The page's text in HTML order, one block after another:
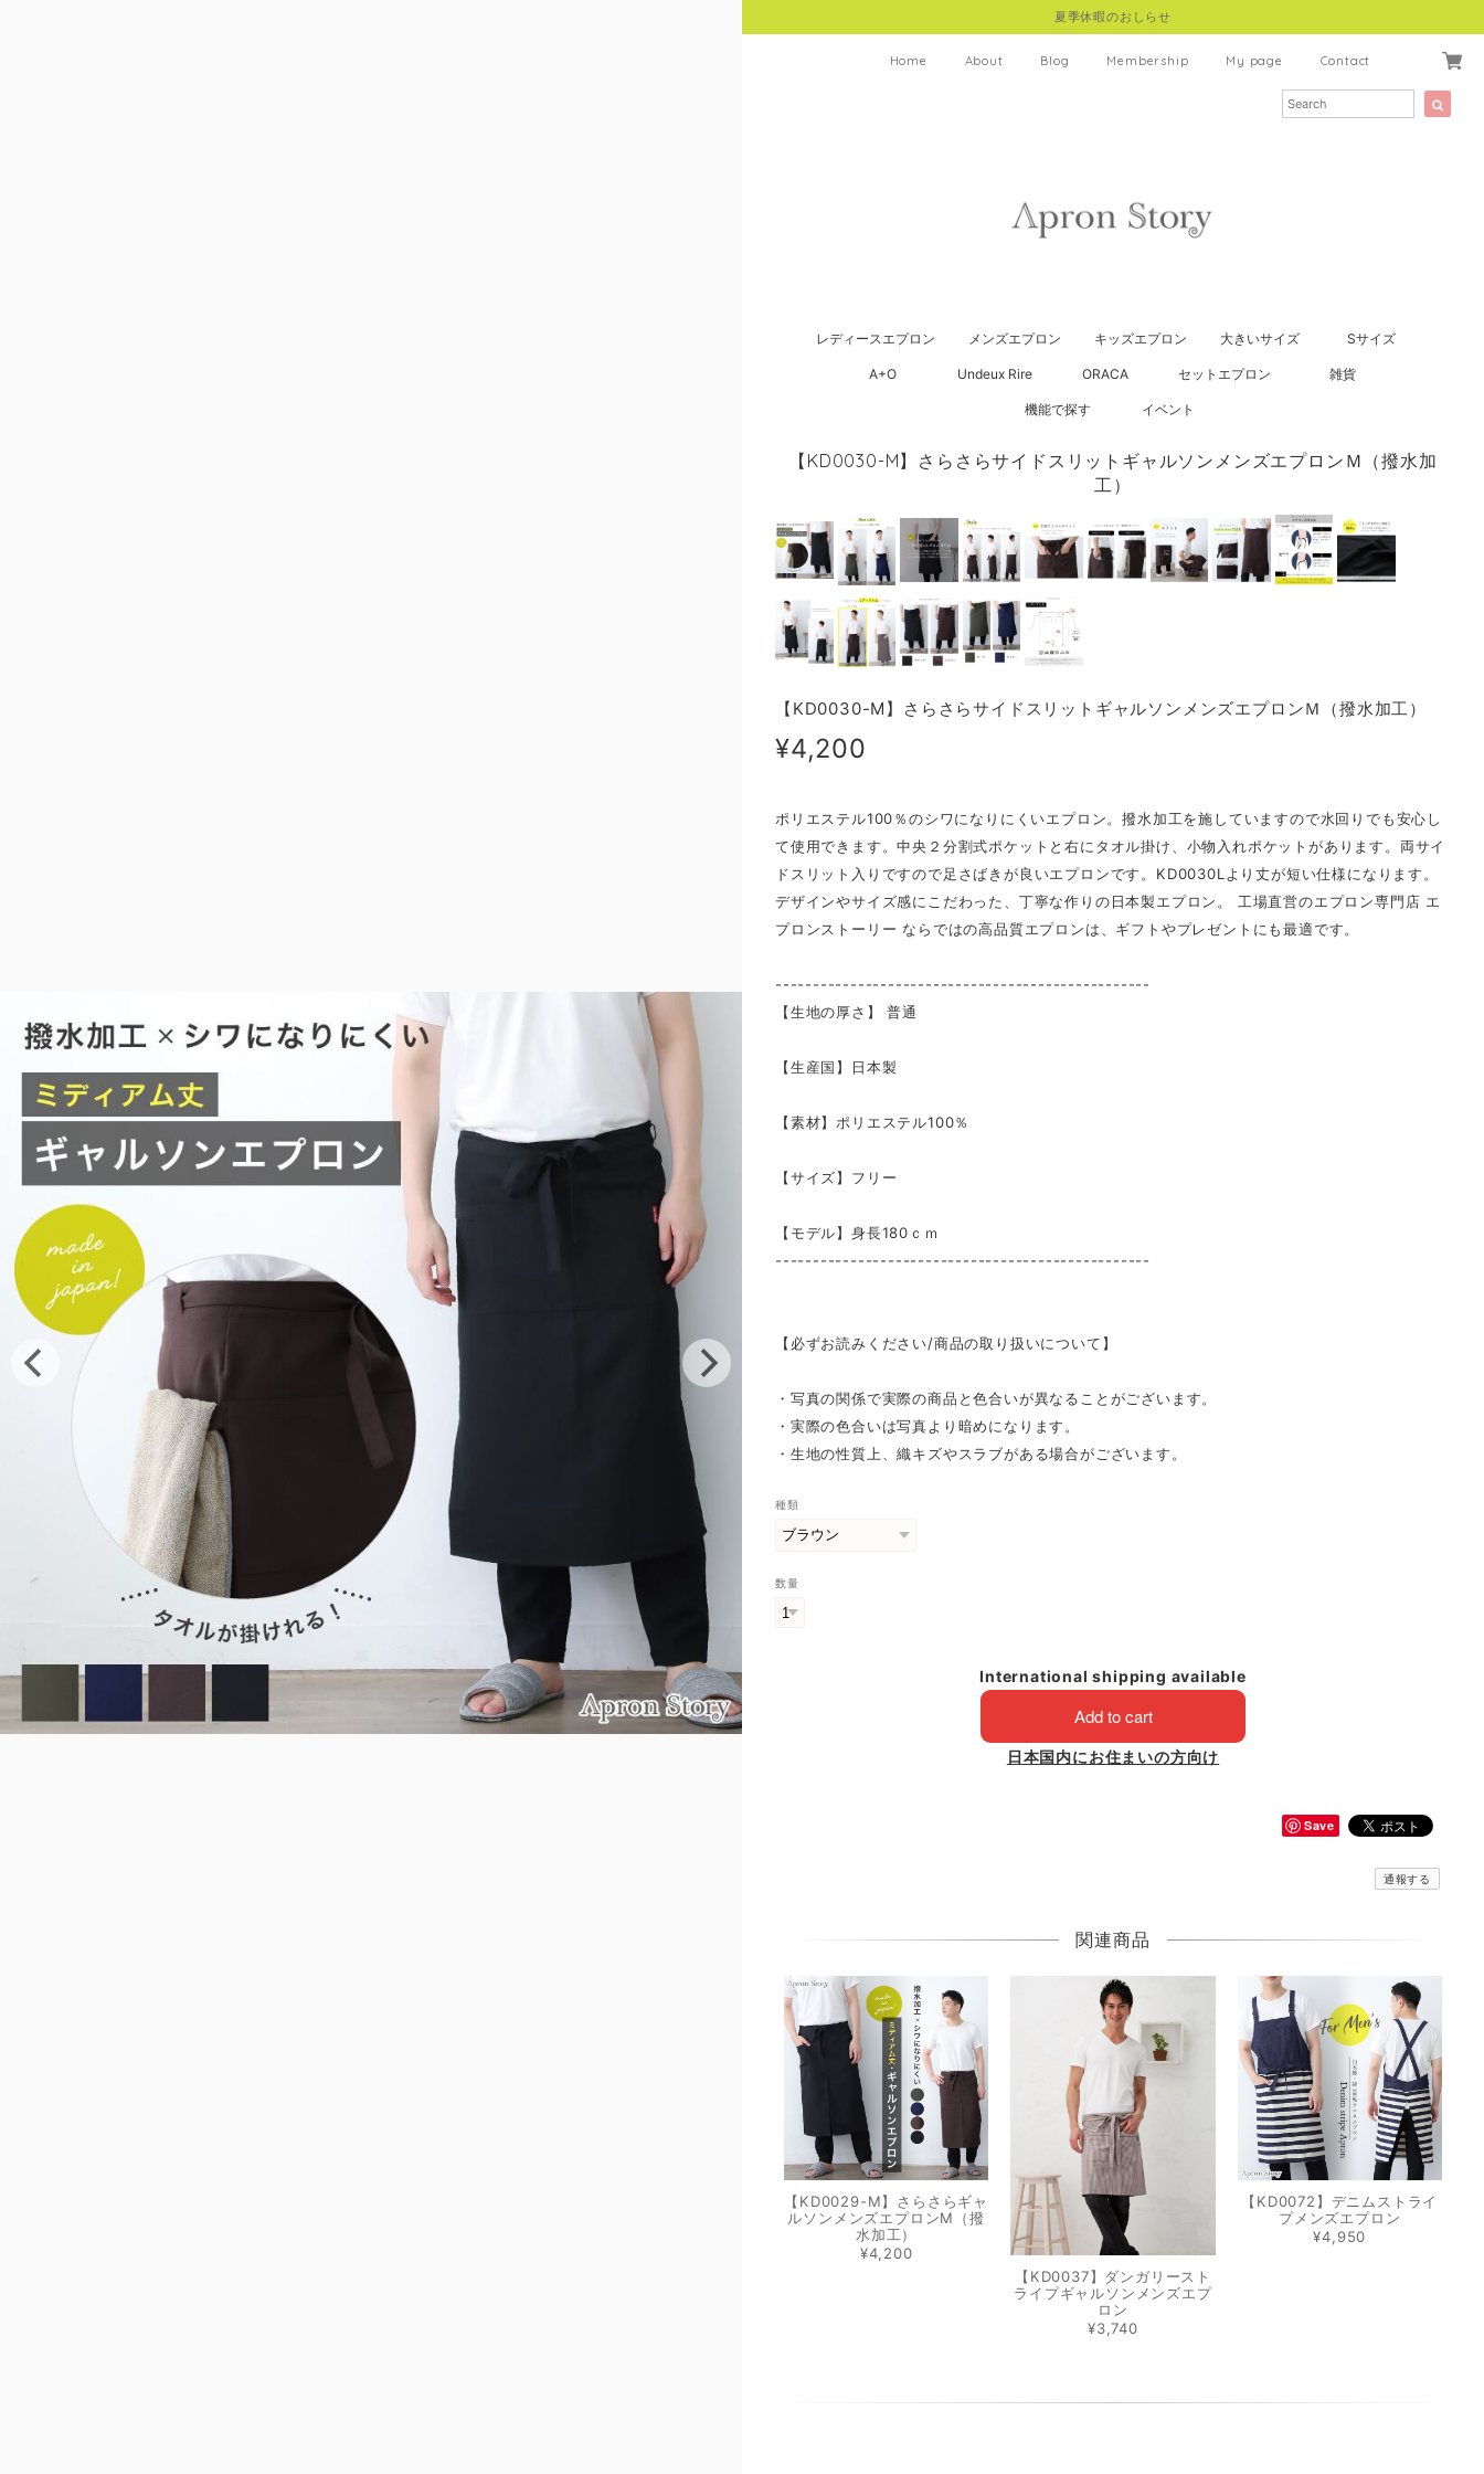
夏季休暇のおしらせ
Home About Blog Membership My page Contact
レディースエプロン メンズエプロン キッズエプロン 大きいサイズ Sサイズ
A+O Undeux Rire ORACA セットエプロン 雑貨
機能で探す イベント
【KD0030-M】さらさらサイドスリットギャルソンメンズエプロンＭ（撥水加
工）
【KD0030-M】さらさらサイドスリットギャルソンメンズエプロンＭ（撥水加工）
¥4,200
ポリエステル100％のシワになりにくいエプロン。撥水加工を施していますので水回りでも安心し
て使用できます。中央２分割式ポケットと右にタオル掛け、小物入れポケットがあります。両サイ
ドスリット入りですので足さばきが良いエプロンです。KD0030Lより丈が短い仕様になります。
デザインやサイズ感にこだわった、丁寧な作りの日本製エプロン。 工場直営のエプロン専門店 エ
プロンストーリー ならではの高品質エプロンは、ギフトやプレゼントにも最適です。
--------------------------------------------------
【生地の厚さ】 ​普通
【生産国】日本製
【素材】ポリエステル100％
【サイズ】フリー
【モデル】身長180ｃｍ
--------------------------------------------------
【必ずお読みください/商品の取り扱いについて】
・写真の関係で実際の商品と色合いが異なることがございます。
・実際の色合いは写真より暗めになります。
・生地の性質上、織キズやスラブがある場合がございます。
種類
数量
International shipping available
Add to cart
日本国内にお住まいの方向け
Save
通報する
関連商品
【KD0029-M】さらさらギャ
ルソンメンズエプロンM（撥
水加工）
¥4,200
【KD0037】ダンガリースト
ライプギャルソンメンズエプ
ロン
¥3,740
【KD0072】デニムストライ
プメンズエプロン
¥4,950